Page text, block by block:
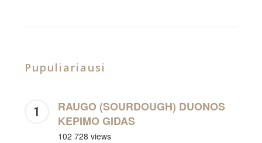
Pupuliariausi
RAUGO (SOURDOUGH) DUONOS
KEPIMO GIDAS
102 728 views